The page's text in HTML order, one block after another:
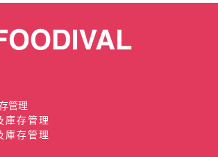
管理
庫存管理
庫存管理